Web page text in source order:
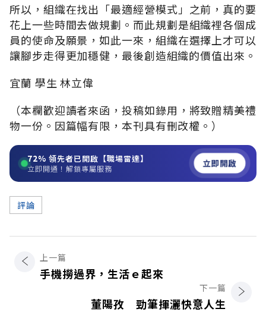
所以，組織在找出「最適經營模式」之前，真的要
花上一些時間去做規劃。而此規劃是組織裡各個成
員的使命及願景，如此一來，組織在選擇上才可以
讓腳步走得更加穩健，最後創造組織的價值出來。
宜蘭 學生 林立偉
（本欄歡迎讀者來函，投稿如錄用，將致贈精美禮
物一份。因篇幅有限，本刊具有刪改權。）
72% 領先者已開啟【職場雷達】
立即開通！解鎖專屬服務 立即開啟
評論
上一篇
手機撈過界，生活ｅ起來
下一篇
董陽孜 勁筆揮灑快意人生